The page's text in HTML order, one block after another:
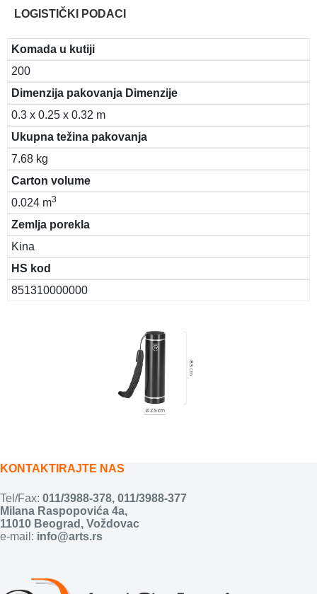
LOGISTIČKI PODACI
Komada u kutiji
200
Dimenzija pakovanja Dimenzije
0.3 x 0.25 x 0.32 m
Ukupna težina pakovanja
7.68 kg
Carton volume
0.024 m3
Zemlja porekla
Kina
HS kod
851310000000
KONTAKTIRAJTE NAS
Tel/Fax: 011/3988-378, 011/3988-377
Milana Raspopovića 4a,
11010 Beograd, Voždovac
e-mail: info@arts.rs